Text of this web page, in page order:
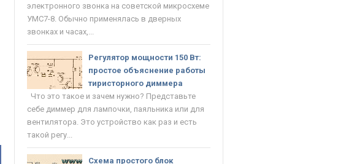
электронного звонка на советской микросхеме
УМС7-8. Обычно применялась в дверных
звонках и часах,...
Регулятор мощности 150 Вт:
простое объяснение работы
тиристорного диммера
Что это такое и зачем нужно? Представьте
себе диммер для лампочки, паяльника или для
вентилятора. Это устройство как раз и есть
такой регу...
Схема простого блок